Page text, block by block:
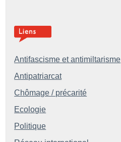
Antifascisme et antimiltarisme
Antipatriarcat
Chômage / précarité
Ecologie
Politique